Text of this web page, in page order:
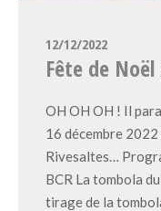
12/12/2022
Fête de Noël
OH OH OH ! Il
16 décembre
Rivesaltes…
BCR La tombola
tirage de la